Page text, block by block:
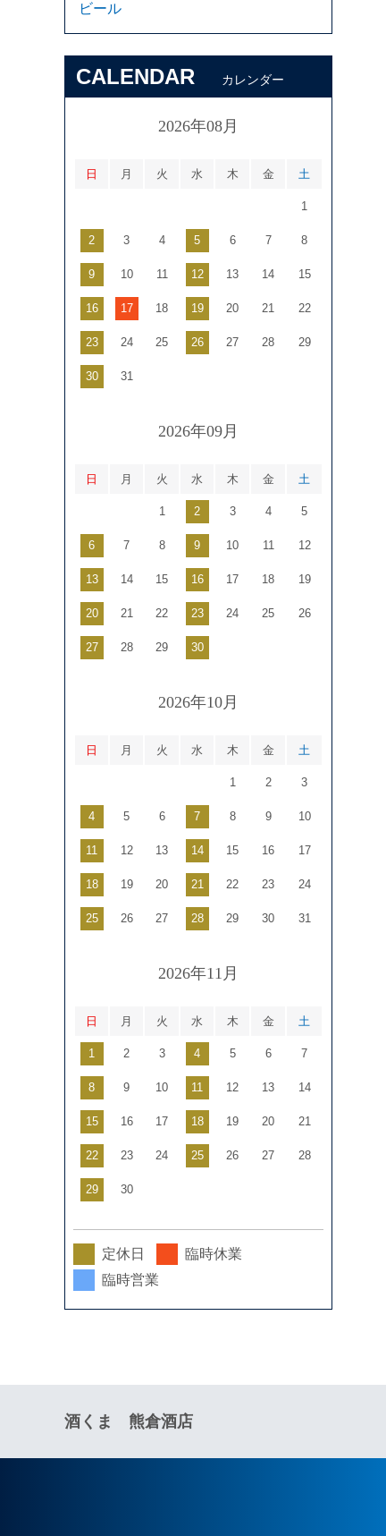
ビール
CALENDAR カレンダー
2026年08月
日 月 火 水 木 金 土
1
2 3 4 5 6 7 8
9 10 11 12 13 14 15
16 17 18 19 20 21 22
23 24 25 26 27 28 29
30 31
2026年09月
日 月 火 水 木 金 土
1 2 3 4 5
6 7 8 9 10 11 12
13 14 15 16 17 18 19
20 21 22 23 24 25 26
27 28 29 30
2026年10月
日 月 火 水 木 金 土
1 2 3
4 5 6 7 8 9 10
11 12 13 14 15 16 17
18 19 20 21 22 23 24
25 26 27 28 29 30 31
2026年11月
日 月 火 水 木 金 土
1 2 3 4 5 6 7
8 9 10 11 12 13 14
15 16 17 18 19 20 21
22 23 24 25 26 27 28
29 30
定休日
臨時休業
臨時営業
酒くま 熊倉酒店